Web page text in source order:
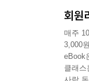
회원
매주
3,000
eBook
클래